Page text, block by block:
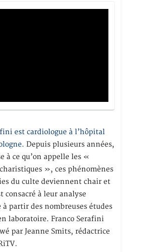
est cardiologue à l’hôpital
Depuis plusieurs années,
à ce qu’on appelle les «
», ces phénomènes
du culte deviennent chair et
consacré à leur analyse
partir des nombreuses études
laboratoire. Franco Serafini
par Jeanne Smits, rédactrice